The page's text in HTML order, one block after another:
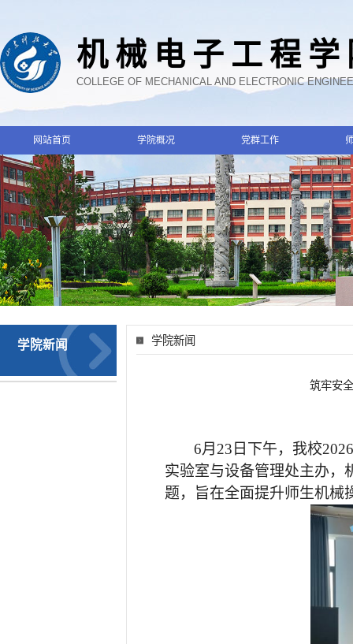
机械电子工程
COLLEGE OF MECHANICAL AND ELECTRONIC
网站首页 学院概况 党群工作
学院新闻 学院新闻
筑牢安
6月23日下午，我校
实验室与设备管理处主办，
题，旨在全面提升师生机械